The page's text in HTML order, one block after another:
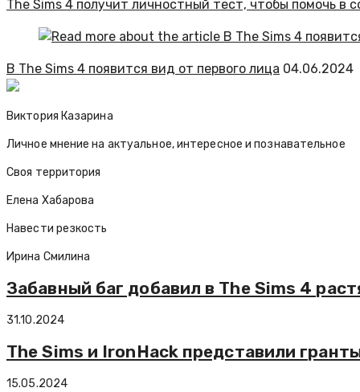
The Sims 4 получит личностный тест, чтобы помочь в
В The Sims 4 появится вид от первого лица 04.06.2024
Виктория Казарина
Личное мнение на актуальное, интересное и познавательное
Своя территория
Елена Хабарова
Навести резкость
Ирина Смилина
Забавный баг добавил в The Sims 4
31.10.2024
The Sims и IronHack представили
15.05.2024